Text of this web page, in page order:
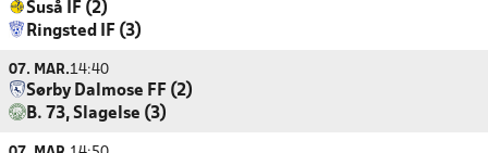
Suså IF (2)
Ringsted IF (3)
07. MAR.14:40
Sørby Dalmose FF (2)
B. 73, Slagelse (3)